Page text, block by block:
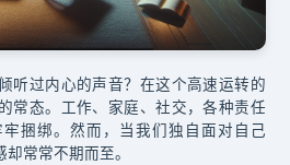
听过内心的声音？在这个高速运转的
常态。工作、家庭、社交，各种责任
捆绑。然而，当我们独自面对自己
常常不期而至。